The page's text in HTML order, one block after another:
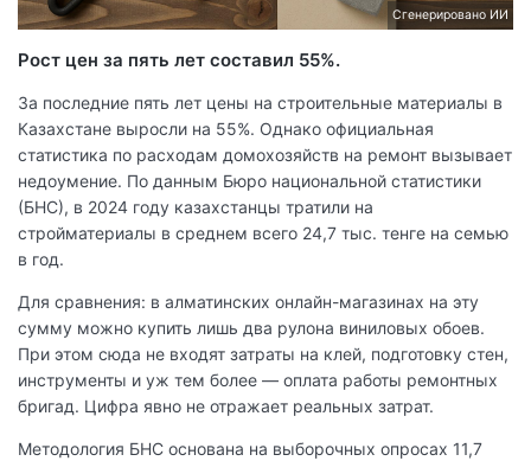
Сгенерировано ИИ
Рост цен за пять лет составил 55%.
За последние пять лет цены на строительные материалы в
Казахстане выросли на 55%. Однако официальная
статистика по расходам домохозяйств на ремонт вызывает
недоумение. По данным Бюро национальной статистики
(БНС), в 2024 году казахстанцы тратили на
стройматериалы в среднем всего 24,7 тыс. тенге на семью
в год.
Для сравнения: в алматинских онлайн-магазинах на эту
сумму можно купить лишь два рулона виниловых обоев.
При этом сюда не входят затраты на клей, подготовку стен,
инструменты и уж тем более — оплата работы ремонтных
бригад. Цифра явно не отражает реальных затрат.
Методология БНС основана на выборочных опросах 11,7